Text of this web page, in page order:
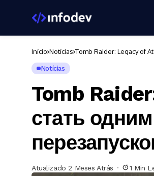
Início Notícias Tomb Raider: Legacy of
Notícias
Tomb
стать
Atualizado 2 Meses Atrás 1 Min